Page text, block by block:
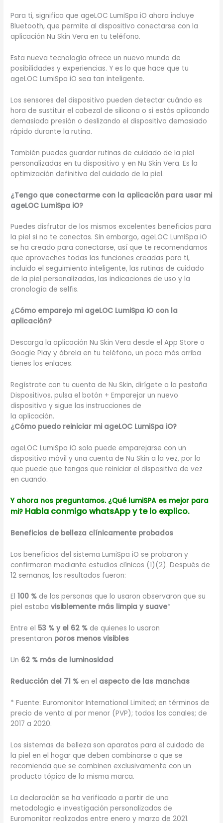
Para ti, significa que ageLOC LumiSpa iO ahora incluye
Bluetooth, que permite al dispositivo conectarse con la
aplicación Nu Skin Vera en tu teléfono.
Esta nueva tecnología ofrece un nuevo mundo de
posibilidades y experiencias. Y es lo que hace que tu
ageLOC LumiSpa iO sea tan inteligente.
Los sensores del dispositivo pueden detectar cuándo es
hora de sustituir el cabezal de silicona o si estás aplicando
demasiada presión o deslizando el dispositivo demasiado
rápido durante la rutina.
También puedes guardar rutinas de cuidado de la piel
personalizadas en tu dispositivo y en Nu Skin Vera. Es la
optimización definitiva del cuidado de la piel.
¿Tengo que conectarme con la aplicación para usar mi
ageLOC LumiSpa iO?
Puedes disfrutar de los mismos excelentes beneficios para
la piel si no te conectas. Sin embargo, ageLOC LumiSpa iO
se ha creado para conectarse, así que te recomendamos
que aproveches todas las funciones creadas para ti,
incluido el seguimiento inteligente, las rutinas de cuidado
de la piel personalizadas, las indicaciones de uso y la
cronología de selfis.
¿Cómo emparejo mi ageLOC LumiSpa iO con la
aplicación?
Descarga la aplicación Nu Skin Vera desde el App Store o
Google Play y ábrela en tu teléfono, un poco más arriba
tienes los enlaces.
Regístrate con tu cuenta de Nu Skin, dirígete a la pestaña
Dispositivos, pulsa el botón + Emparejar un nuevo
dispositivo y sigue las instrucciones de
la aplicación.
¿Cómo puedo reiniciar mi ageLOC LumiSpa iO?
ageLOC LumiSpa iO solo puede emparejarse con un
dispositivo móvil y una cuenta de Nu Skin a la vez, por lo
que puede que tengas que reiniciar el dispositivo de vez
en cuando.
Y ahora nos preguntamos. ¿Qué lumiSPA es mejor para
mi? Habla conmigo whatsApp y te lo explico.
Beneficios de belleza clínicamente probados
Los beneficios del sistema LumiSpa iO se probaron y
confirmaron mediante estudios clínicos (1)(2). Después de
12 semanas, los resultados fueron:
El100 % de las personas que lo usaron observaron que su
piel estabavisiblemente más limpia y suave*
Entre el 53 % y el 62 % de quienes lo usaron
presentaron poros menos visibles
Un 62 % más de luminosidad
Reducción del 71 % en el aspecto de las manchas
* Fuente: Euromonitor International Limited; en términos de
precio de venta al por menor (PVP); todos los canales; de
2017 a 2020.
Los sistemas de belleza son aparatos para el cuidado de
la piel en el hogar que deben combinarse o que se
recomienda que se combinen exclusivamente con un
producto tópico de la misma marca.
La declaración se ha verificado a partir de una
metodología e investigación personalizadas de
Euromonitor realizadas entre enero y marzo de 2021.